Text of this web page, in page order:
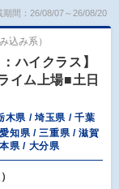
期間：26/08/07～26/08/20
込み系）
ハイクラス】
イム上場■土日
木県 / 埼玉県 / 千葉
知県 / 三重県 / 滋賀
県 / 大分県